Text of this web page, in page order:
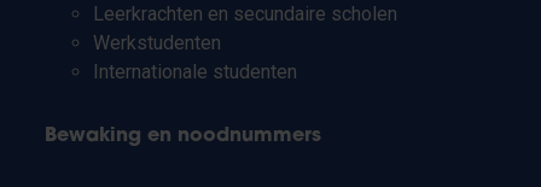
Leerkrachten en secundaire scholen
Werkstudenten
Internationale studenten
Bewaking en noodnummers